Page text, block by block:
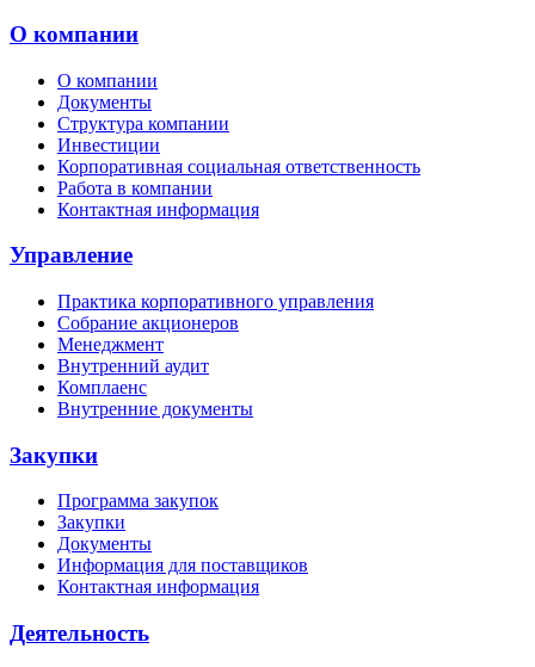
О компании
О компании
Документы
Структура компании
Инвестиции
Корпоративная социальная ответственность
Работа в компании
Контактная информация
Управление
Практика корпоративного управления
Собрание акционеров
Менеджмент
Внутренний аудит
Комплаенс
Внутренние документы
Закупки
Программа закупок
Закупки
Документы
Информация для поставщиков
Контактная информация
Деятельность